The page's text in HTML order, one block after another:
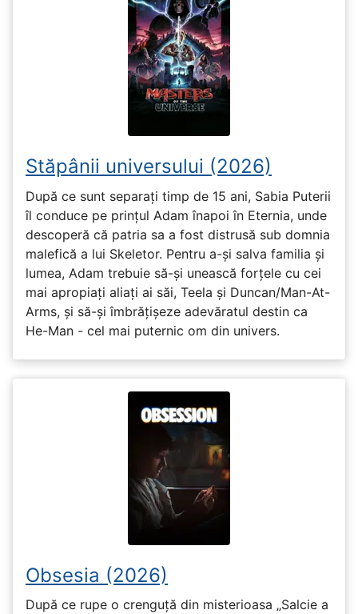
Stăpânii universului (2026)
După ce sunt separați timp de 15 ani, Sabia Puterii
îl conduce pe prințul Adam înapoi în Eternia, unde
descoperă că patria sa a fost distrusă sub domnia
malefică a lui Skeletor. Pentru a-și salva familia și
lumea, Adam trebuie să-și unească forțele cu cei
mai apropiați aliați ai săi, Teela și Duncan/Man-At-
Arms, și să-și îmbrățișeze adevăratul destin ca
He-Man - cel mai puternic om din univers.
Obsesia (2026)
După ce rupe o crenguță din misterioasa „Salcie a